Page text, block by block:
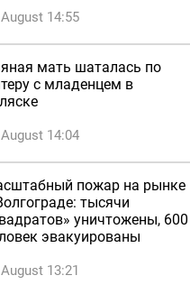
14:55
мать шаталась по
с младенцем в
14:04
пожар на рынке
тысячи
уничтожены, 600
эвакуированы
13:21